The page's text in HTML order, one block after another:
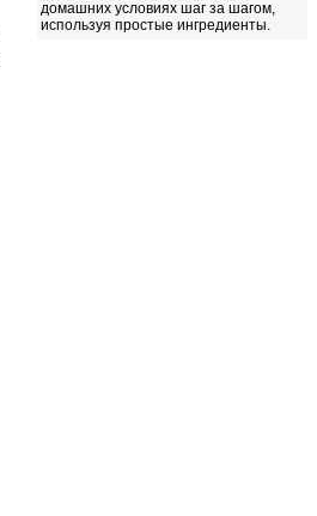
домашних условиях шаг за шагом,
используя простые ингредиенты.